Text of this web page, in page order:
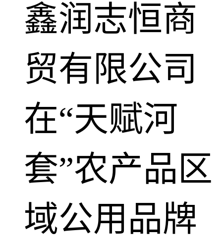
鑫润志恒商
贸有限公司
在“天赋河
套”农产品区
域公用品牌